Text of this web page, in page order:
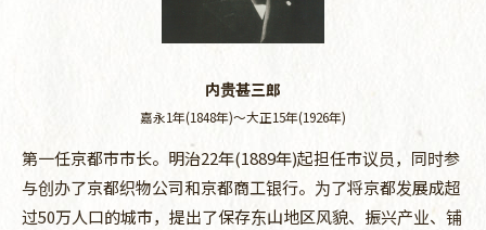
内贵甚三郎
嘉永1年(1848年)～大正15年(1926年)
第一任京都市市长。明治22年(1889年)起担任市议员，同时参
与创办了京都织物公司和京都商工银行。为了将京都发展成超
过50万人口的城市，提出了保存东山地区风貌、振兴产业、铺